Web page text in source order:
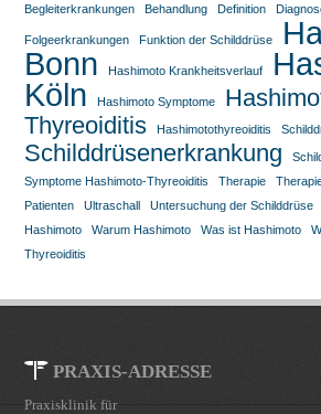
Begleiterkrankungen
Behandlung Definition
Folgeerkrankungen Funktion der Schilddrüse
Bonn
Hashimoto Krankheitsverlauf
Köln
Hashimoto Symptome
Thyreoiditis
Hashimotothyreoiditis
Schilddrüsenerkrankung
Symptome Hashimoto-Thyreoiditis
Therapie
Patienten
Ultraschall Untersuchung der Schilddrüse
Hashimoto
Warum Hashimoto Was ist Hashimoto
Thyreoiditis
PRAXIS-ADRESSE
Praxisklinik für